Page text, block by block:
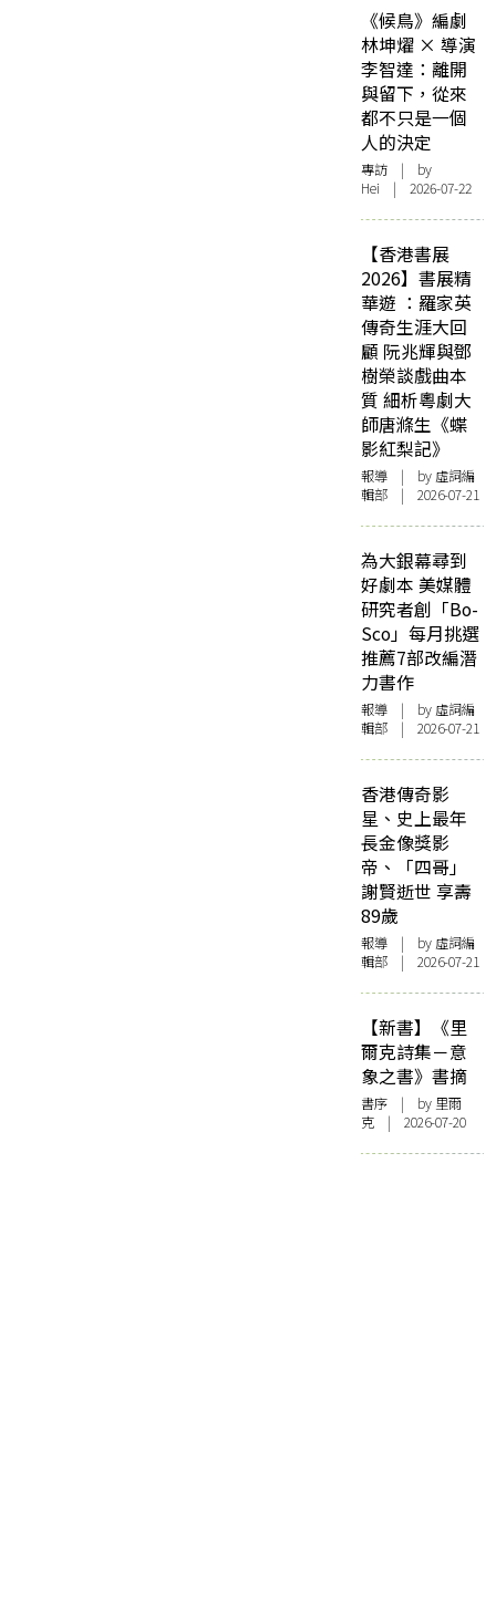
《候鳥》編劇
林坤燿 × 導演
李智達：離開
與留下，從來
都不只是一個
人的決定
專訪 | by
Hei | 2026-07-22
【香港書展
2026】書展精
華遊 ：羅家英
傳奇生涯大回
顧 阮兆輝與鄧
樹榮談戲曲本
質 細析粵劇大
師唐滌生《蝶
影紅梨記》
報導 | by 虛詞編
輯部 | 2026-07-21
為大銀幕尋到
好劇本 美媒體
研究者創「Bo-
Sco」每月挑選
推薦7部改編潛
力書作
報導 | by 虛詞編
輯部 | 2026-07-21
香港傳奇影
星、史上最年
長金像獎影
帝、「四哥」
謝賢逝世 享壽
89歲
報導 | by 虛詞編
輯部 | 2026-07-21
【新書】《里
爾克詩集－意
象之書》書摘
書序 | by 里爾
克 | 2026-07-20